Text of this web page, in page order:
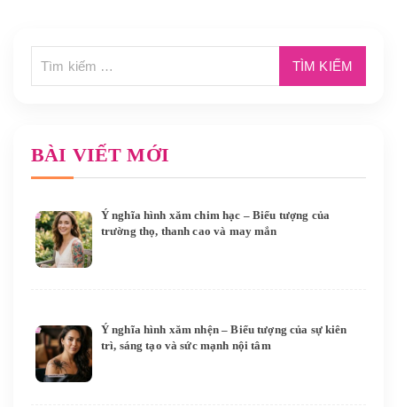
BÀI VIẾT MỚI
Ý nghĩa hình xăm chim hạc – Biểu tượng của
trường thọ, thanh cao và may mắn
Ý nghĩa hình xăm nhện – Biểu tượng của sự kiên
trì, sáng tạo và sức mạnh nội tâm